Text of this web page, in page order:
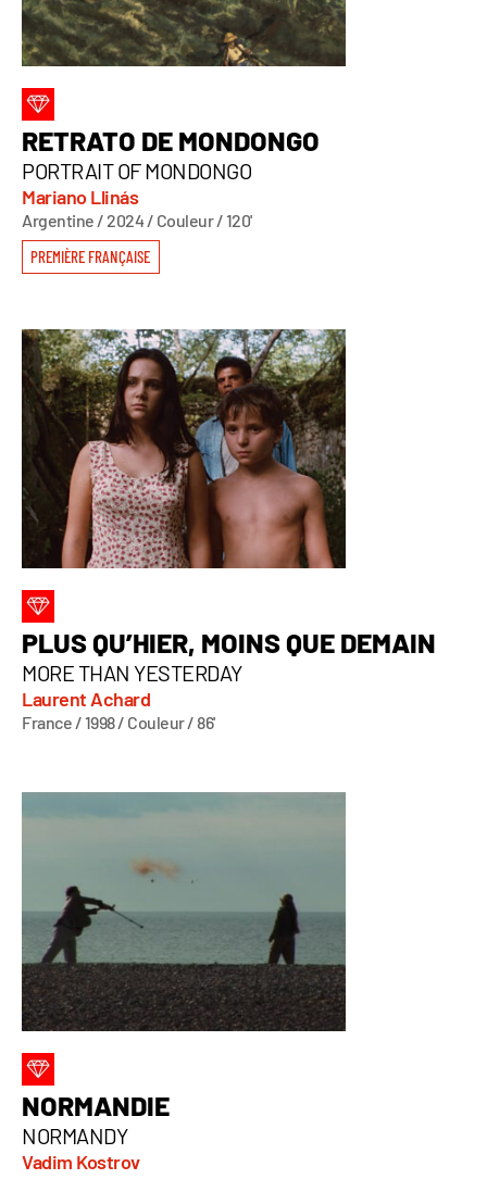
RETRATO DE MONDONGO
PORTRAIT OF MONDONGO
Mariano Llinás
Argentine / 2024 / Couleur / 120'
PREMIÈRE FRANÇAISE
PLUS QU’HIER, MOINS QUE DEMAIN
MORE THAN YESTERDAY
Laurent Achard
France / 1998 / Couleur / 86'
NORMANDIE
NORMANDY
Vadim Kostrov